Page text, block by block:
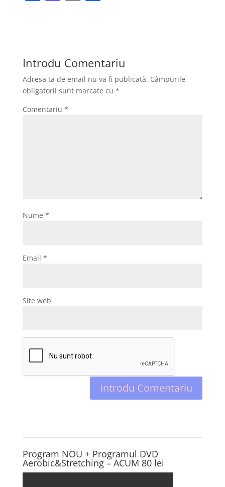
b
o
o
k
d
o
n
a
z
ă
Introdu Comentariu
Adresa ta de email nu va fi publicată. Câmpurile
obligatorii sunt marcate cu *
Comentariu *
Nume *
Email *
Site web
Program NOU + Programul DVD
Aerobic&Stretching – ACUM 80 lei